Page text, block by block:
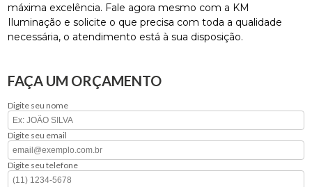
máxima excelência. Fale agora mesmo com a KM
Iluminação e solicite o que precisa com toda a qualidade
necessária, o atendimento está à sua disposição.
FAÇA UM ORÇAMENTO
Digite seu nome
Digite seu email
Digite seu telefone